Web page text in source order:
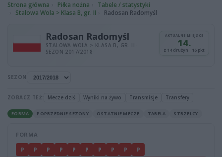
Strona główna Piłka nożna
Tabele / statystyki
Stalowa Wola > Klasa B, gr. II
Radosan Radomyśl
Radosan Radomyśl
STALOWA WOLA > KLASA B, GR. II ·
SEZON 2017/2018
AKTUALNE MIEJSCE
14.
z 14 drużyn · 16 pkt
SEZON
ZOBACZ TEŻ: Mecze dziś Wyniki na żywo Transmisje Transfery
FORMA POPRZEDNIE SEZONY OSTATNIE MECZE TABELA STRZELCY
FORMA
P P P P P P P P P P